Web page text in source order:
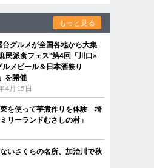
もっと見る
台グルメが全国各地から大集
民派食フェス”第4回「川口×
ルメビール＆日本酒祭り
を開催
4月15日
を使って芋煮作りを体験 埼
リーランドむさしの村」
いさくらの名所、加治川で秋